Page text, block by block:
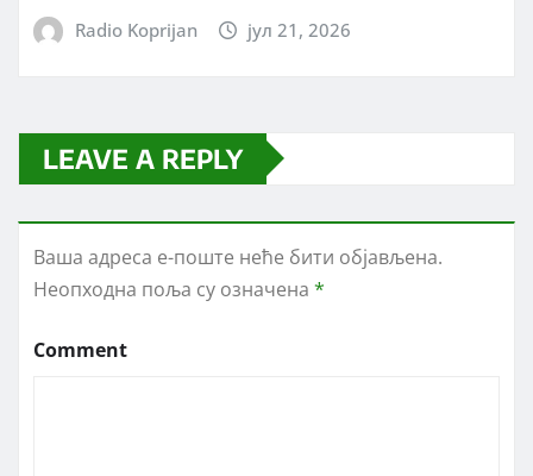
Radio Koprijan јул 21, 2026
LEAVE A REPLY
Ваша адреса е-поште неће бити објављена.
Неопходна поља су означена *
Comment